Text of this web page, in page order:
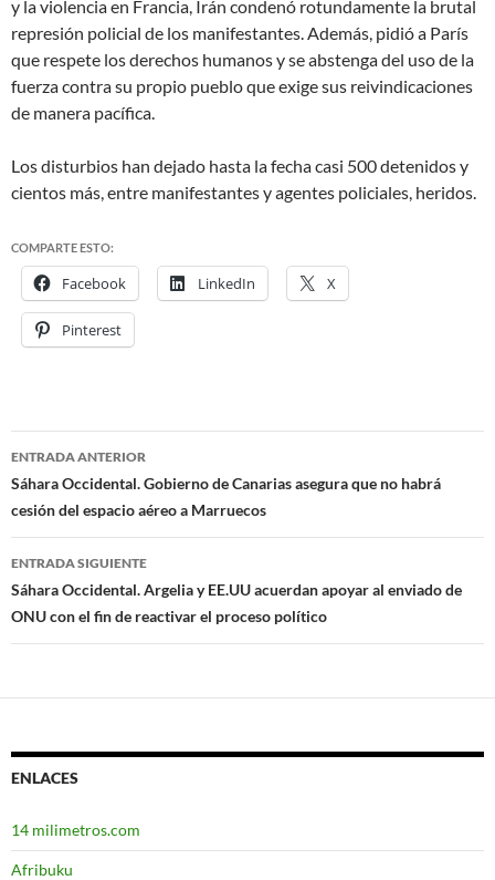
y la violencia en Francia, Irán condenó rotundamente la brutal
represión policial de los manifestantes. Además, pidió a París
que respete los derechos humanos y se abstenga del uso de la
fuerza contra su propio pueblo que exige sus reivindicaciones
de manera pacífica.
Los disturbios han dejado hasta la fecha casi 500 detenidos y
cientos más, entre manifestantes y agentes policiales, heridos.
COMPARTE ESTO:
Facebook LinkedIn X
Pinterest
Navegación
de
entradas
ENTRADA ANTERIOR
Sáhara Occidental. Gobierno de Canarias asegura que no habrá
cesión del espacio aéreo a Marruecos
ENTRADA SIGUIENTE
Sáhara Occidental. Argelia y EE.UU acuerdan apoyar al enviado de
ONU con el fin de reactivar el proceso político
ENLACES
14 milimetros.com
Afribuku